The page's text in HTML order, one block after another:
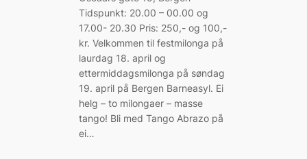
Tidspunkt: 20.00 – 00.00 og
17.00- 20.30 Pris: 250,- og 100,-
kr. Velkommen til festmilonga på
laurdag 18. april og
ettermiddagsmilonga på søndag
19. april på Bergen Barneasyl. Ei
helg – to milongaer – masse
tango! Bli med Tango Abrazo på
ei…